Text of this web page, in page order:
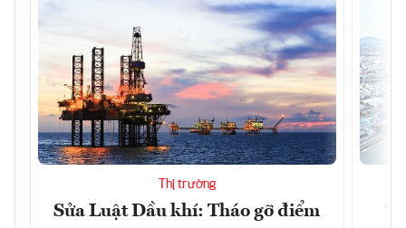
Thị trường
Sửa Luật Dầu khí: Tháo gỡ điểm